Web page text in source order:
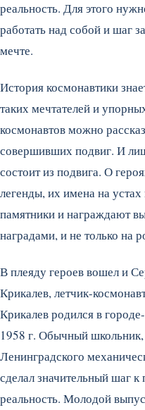
реальность. Для этого
работать над собой и шаг
мечте.
История космонавтики
таких мечтателей и
космонавтов можно
совершивших подвиг. И
состоит из подвига. О
легенды, их имена на
памятники и награждают
наградами, и не только на
В плеяду героев вошел и
Крикалев, летчик-
Крикалев родился в
1958 г. Обычный
Ленинградского
сделал значительный шаг
реальность. Молодой